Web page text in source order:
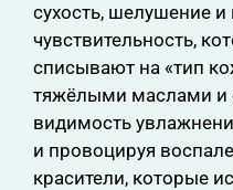
сухость, шелушение
чувствительность,
списывают на «тип
тяжёлыми маслами и
видимость
и провоцируя
красители, которые